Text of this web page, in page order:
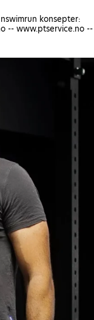
konsepter:
-- www.ptservice.no --